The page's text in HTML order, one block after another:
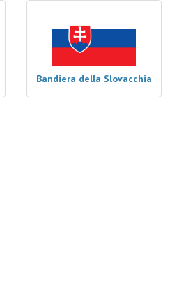
Bandiera della Slovacchia